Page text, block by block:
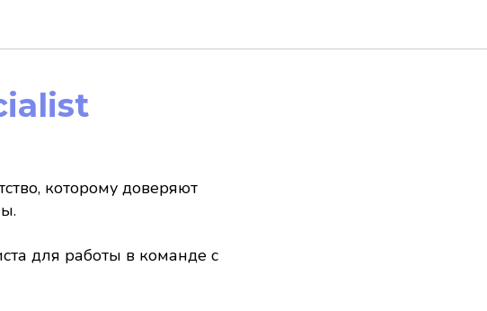
которому доверяют
для работы в команде с